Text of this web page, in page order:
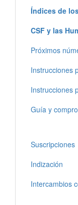
Índices de
CSF y las
Próximos
Instrucciones
Instrucciones
Guía y
Suscripciones
Indización
Intercambios